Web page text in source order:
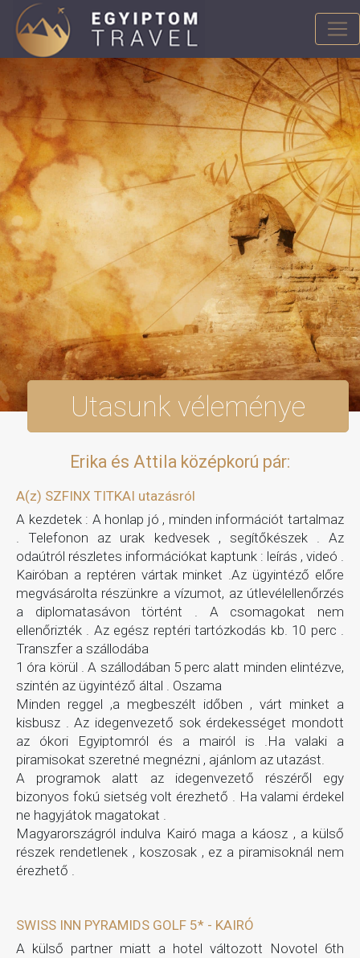
Utasunk véleménye
Erika és Attila középkorú pár:
A(z) SZFINX TITKAI utazásról
A kezdetek : A honlap jó , minden információt tartalmaz
. Telefonon az urak kedvesek , segítőkészek . Az
odaútról részletes információkat kaptunk : leírás , videó .
Kairóban a reptéren vártak minket .Az ügyintéző előre
megvásárolta részünkre a vízumot, az útlevélellenőrzés
a diplomatasávon történt . A csomagokat nem
ellenőrizték . Az egész reptéri tartózkodás kb. 10 perc .
Transzfer a szállodába
1 óra körül . A szállodában 5 perc alatt minden elintézve,
szintén az ügyintéző által . Oszama
Minden reggel ,a megbeszélt időben , várt minket a
kisbusz . Az idegenvezető sok érdekességet mondott
az ókori Egyiptomról és a mairól is .Ha valaki a
piramisokat szeretné megnézni , ajánlom az utazást.
A programok alatt az idegenvezető részéről egy
bizonyos fokú sietség volt érezhető . Ha valami érdekel
ne hagyjátok magatokat .
Magyarországról indulva Kairó maga a káosz , a külső
részek rendetlenek , koszosak , ez a piramisoknál nem
érezhető .
SWISS INN PYRAMIDS GOLF 5* - KAIRÓ
A külső partner miatt a hotel változott Novotel 6th